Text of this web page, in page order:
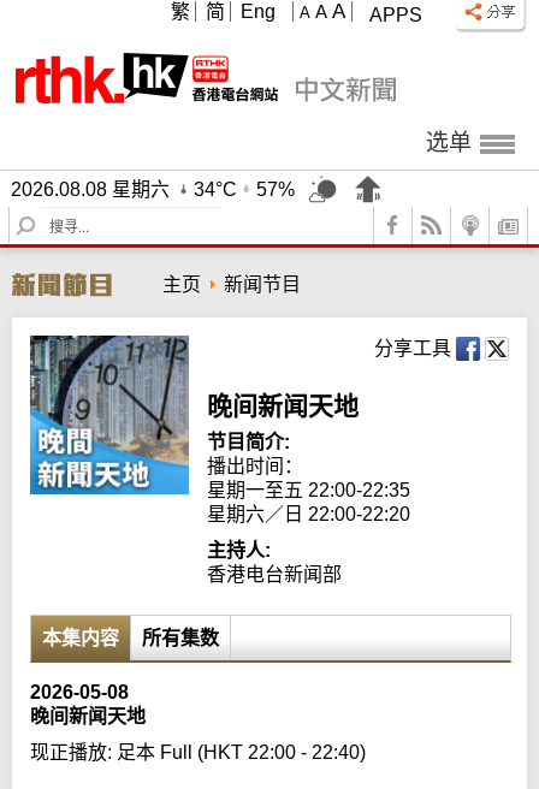
APPS
A A A
繁 简 Eng
选单
2026.08.08 星期六 34°C
57%
S
e
r
c
h
主页 新闻节目
分享工具
晚间新闻天地
节目简介:
播出时间：
星期一至五 22:00-22:35
星期六／日 22:00-22:20
主持人:
香港电台新闻部
本集内容 所有集数
2026-05-08
晚间新闻天地
现正播放: 足本 Full (HKT 22:00 - 22:40)